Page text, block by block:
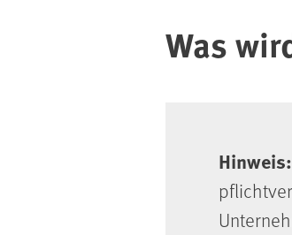
Was
Hinweis: